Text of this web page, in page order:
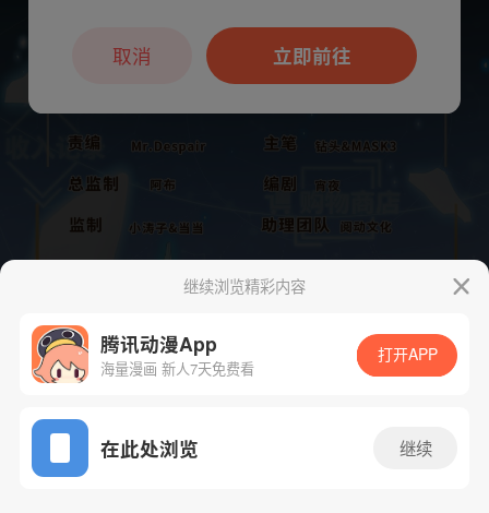
App免费看
下一话
继续浏览精彩内容
腾讯动漫App
海量漫画 新人7天免费看
打开APP
在此处浏览 继续
本章节仅支持App阅读，可打开App新用
户7天免费看立即前往
取消